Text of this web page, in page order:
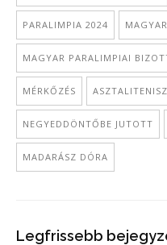
PARALIMPIA 2024
MAGYAR PARALIMPIAI
MÉRKŐZÉS
NEGYEDDÖNTŐBE JUTOTT
MADARÁSZ DÓRA
Legfrissebb